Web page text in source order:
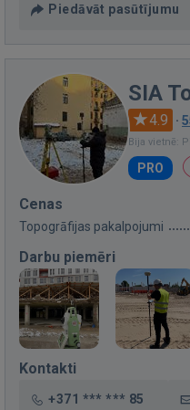
Piedāvāt pasūtījumu
SIA
4.9 ·
Bija vietnē:
PRO
Cenas
Topogrāfijas pakalpojumi
Darbu piemēri
Kontakti
+371 *** *** 85